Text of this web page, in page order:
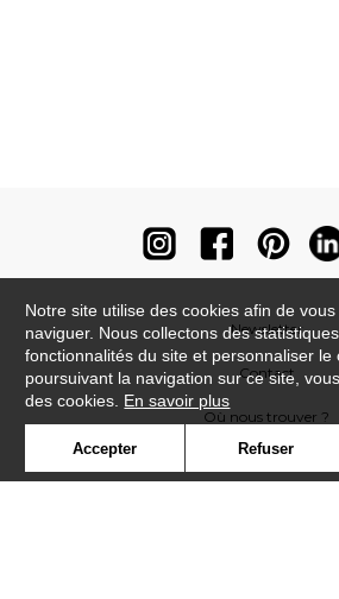
Newsletter
Contact
Où nous trouver ?
Notre site utilise des cookies afin de
naviguer. Nous collectons des
fonctionnalités du site et personnaliser le
poursuivant la navigation sur ce site,
des cookies. En savoir plus
Accepter Refuser